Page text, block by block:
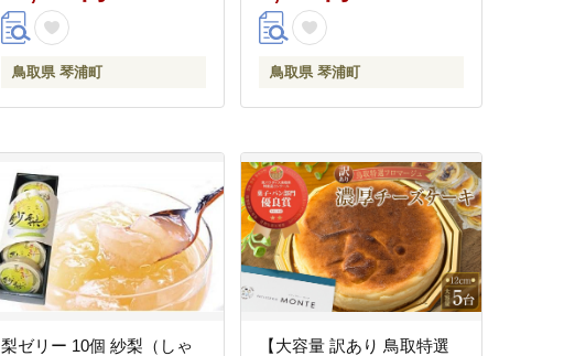
鳥取県 琴浦町 鳥取県 琴浦町
梨ゼリー 10個 紗梨（しゃ
【大容量 訳あり 鳥取特選